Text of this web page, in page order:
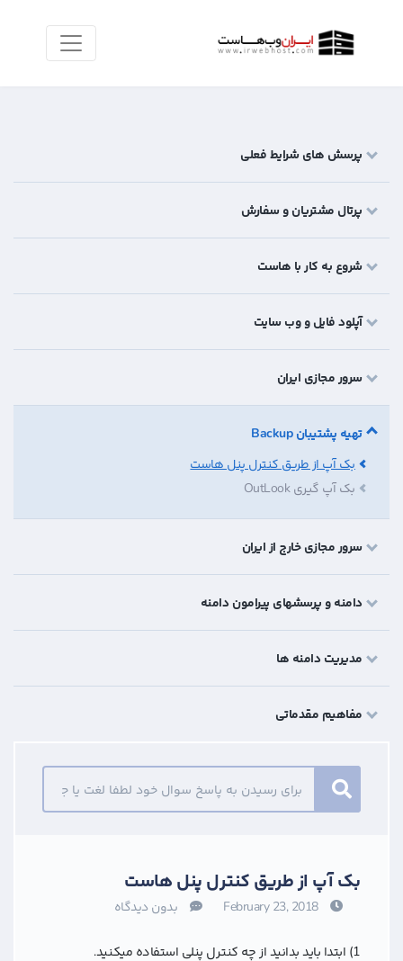
پرسش های شرایط فعلی
پرتال مشتریان و سفارش
شروع به کار با هاست
آپلود فایل و وب سایت
سرور مجازی ایران
تهیه پشتیبان Backup
بک آپ از طریق کنترل پنل هاست
بک آپ گیری OutLook
سرور مجازی خارج از ایران
دامنه و پرسشهای پیرامون دامنه
مدیریت دامنه ها
مفاهیم مقدماتی
بک آپ از طریق کنترل پنل هاست
February 23, 2018 بدون دیدگاه
1)‌ ابتدا باید بدانید از چه کنترل پنلی استفاده میکنید.